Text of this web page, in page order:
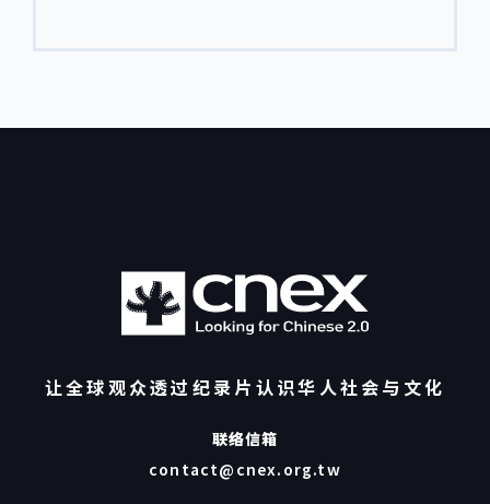
美术学院影视专业的20位旁听生。 首先汇报展示的
平凡且动人的点滴。 《野生导演》杨皓导演感谢萧
汝冠导师为作品打开视角：从以猎奇为意图地聚焦
在人物身上，转变为以人物为切入口、映射整个义
过程中，发现了隐藏在角落的“仅自己可见的素
材”，重塑了看待素材的角度和对素材的敏感度。
上剪辑、用故事片思维梳理结构的方法论。他重新
思考了纪录片的作者性与公共性、社会性的关系，
届圣丹斯-CNEX纪录片工作坊邀请到8位世界顶尖
纪录片导演、剪辑师、制作人作为导师举办开放五
场讲座、一场论坛。 第一场：关于圣丹斯，关于纪
录片 5月7日（三） 17:00-18:00
片项目（DFP）总监，在行业内已有20余年的经
在英美两国进行电影制作，题材涉及身份认同，历
卫生挑战》获新闻与纪录片艾美奖，影片
让全球观众透过纪录片认识华人社会与文化
联络信箱
contact@cnex.org.tw